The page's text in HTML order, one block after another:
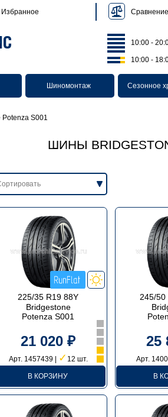
Избранное Сравнение
10:00 -
10:00 -
Шиномонтаж Сезонное
S001
ШИНЫ
225/35 R19 88Y
Bridgestone
Potenza S001
21 020 ₽
Арт. 1457439 | ✓ 12 шт.
В КОРЗИНУ
245/50
25
Арт.
В